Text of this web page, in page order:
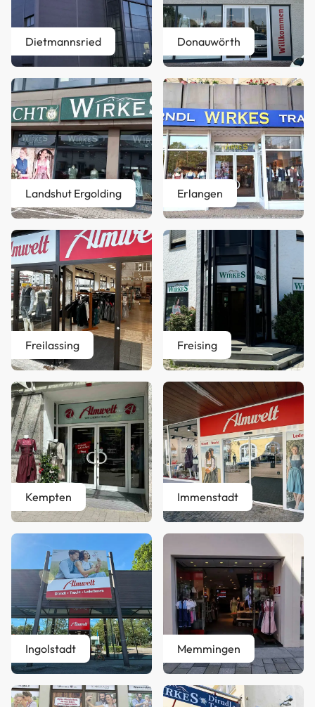
Dietmannsried Donauwörth
Landshut Ergolding Erlangen
Freilassing Freising
Kempten Immenstadt
Ingolstadt Memmingen